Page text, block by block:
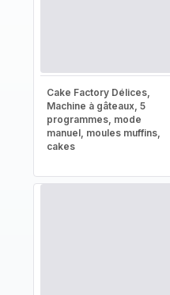
Cake Factory Délices,
Machine à gâteaux, 5
programmes, mode
manuel, moules muffins,
cakes